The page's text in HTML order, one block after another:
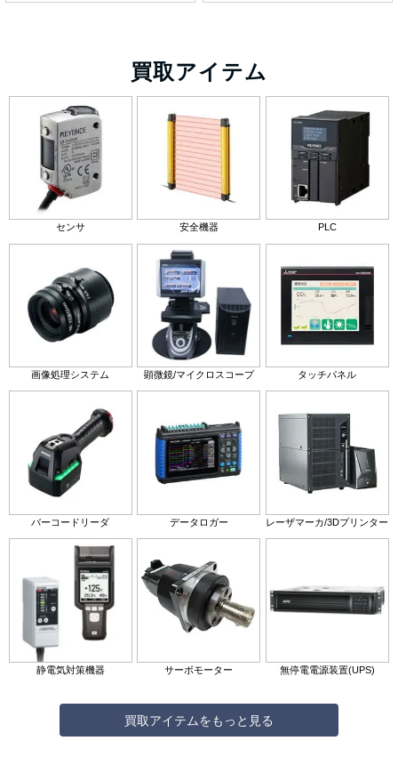
買取アイテム
センサ 安全機器 PLC
画像処理システム 顕微鏡/マイクロスコープ タッチパネル
バーコードリーダ データロガー レーザマーカ/3Dプリンター
静電気対策機器 サーボモーター 無停電電源装置(UPS)
買取アイテムをもっと見る